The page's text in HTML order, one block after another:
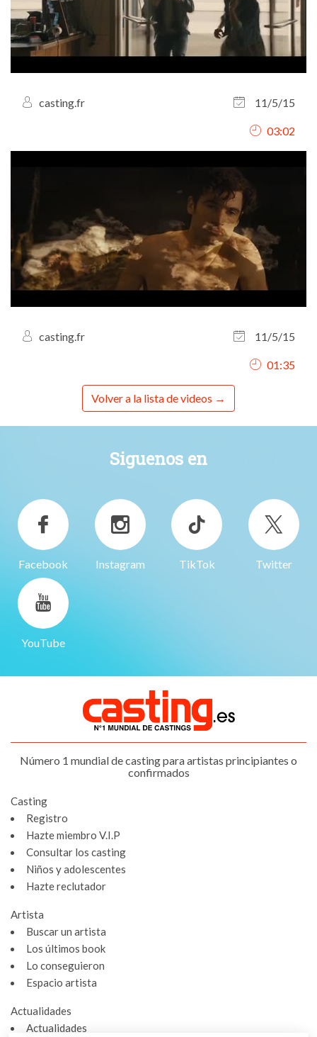
casting.fr 11/5/15
03:02
casting.fr 11/5/15
01:35
Volver a la lista de videos
Siguenos en
Facebook Instagram TikTok Twitter
YouTube
Número 1 mundial de casting para artistas principiantes o
confirmados
Casting
Registro
Hazte miembro V.I.P
Consultar los casting
Niños y adolescentes
Hazte reclutador
Artista
Buscar un artista
Los últimos book
Lo conseguieron
Espacio artista
Actualidades
Actualidades